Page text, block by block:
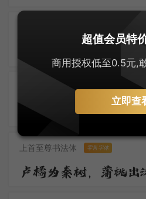
上首至尊书法体 零售字体
超值会员特
商用授权低至0.5元,
立即查